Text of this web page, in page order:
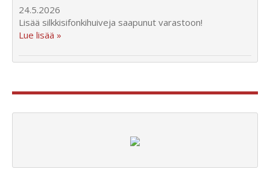
24.5.2026
Lisää silkkisifonkihuiveja saapunut varastoon!
Lue lisää »